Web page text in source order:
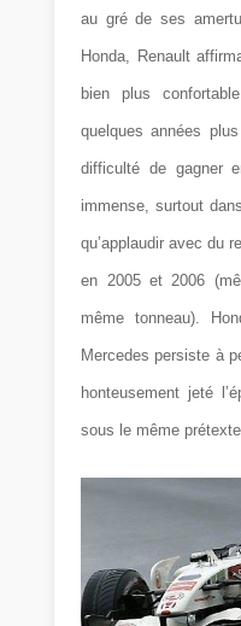
au gré de ses
Honda, Renault
bien plus
quelques années
difficulté de gagner
immense, surtout
qu’applaudir avec du
en 2005 et 2006
même tonneau).
Mercedes persiste à
honteusement jeté
sous le même